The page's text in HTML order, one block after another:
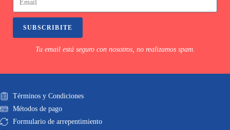
SUBSCRIBITE
Tu email está seguro con nosotros, no realizamos spam.
Términos y Condiciones
Métodos de pago
Formulario de arrepentimiento